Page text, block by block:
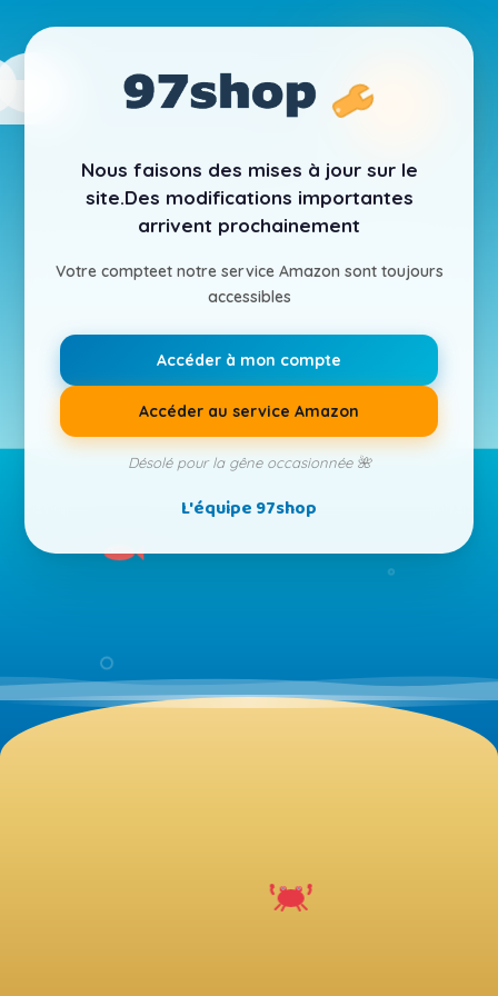
Nous faisons des mises à jour sur le
site.Des modifications importantes
arrivent prochainement
Votre compteet notre service Amazon sont toujours
accessibles
Accéder à mon compte
Accéder au service Amazon
Désolé pour la gêne occasionnée 🌺
L'équipe 97shop